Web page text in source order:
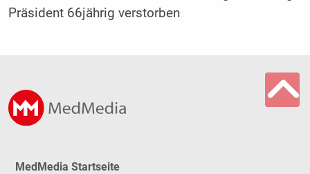
Präsident 66jährig verstorben
MedMedia Startseite